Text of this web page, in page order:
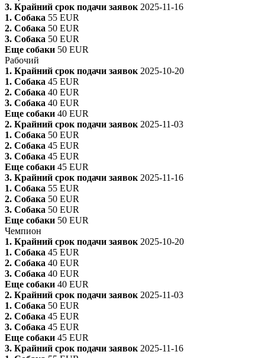
3. Крайний срок подачи заявок 2025-11-16
1. Собака 55 EUR
2. Собака 50 EUR
3. Собака 50 EUR
Еще собаки 50 EUR
Рабочий
1. Крайний срок подачи заявок 2025-10-20
1. Собака 45 EUR
2. Собака 40 EUR
3. Собака 40 EUR
Еще собаки 40 EUR
2. Крайний срок подачи заявок 2025-11-03
1. Собака 50 EUR
2. Собака 45 EUR
3. Собака 45 EUR
Еще собаки 45 EUR
3. Крайний срок подачи заявок 2025-11-16
1. Собака 55 EUR
2. Собака 50 EUR
3. Собака 50 EUR
Еще собаки 50 EUR
Чемпион
1. Крайний срок подачи заявок 2025-10-20
1. Собака 45 EUR
2. Собака 40 EUR
3. Собака 40 EUR
Еще собаки 40 EUR
2. Крайний срок подачи заявок 2025-11-03
1. Собака 50 EUR
2. Собака 45 EUR
3. Собака 45 EUR
Еще собаки 45 EUR
3. Крайний срок подачи заявок 2025-11-16